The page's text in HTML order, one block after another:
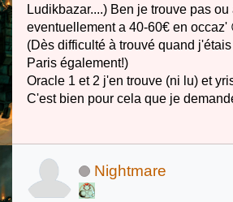
Ludikbazar....) Ben je trouve pas ou
eventuellement a 40-60€ en occaz'
(Dès difficulté à trouvé quand
Paris également!)
Oracle 1 et 2 j'en trouve (ni lu) et
C'est bien pour cela que je
Nightmare